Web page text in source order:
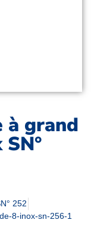
à grand
252
8-inox-sn-256-1